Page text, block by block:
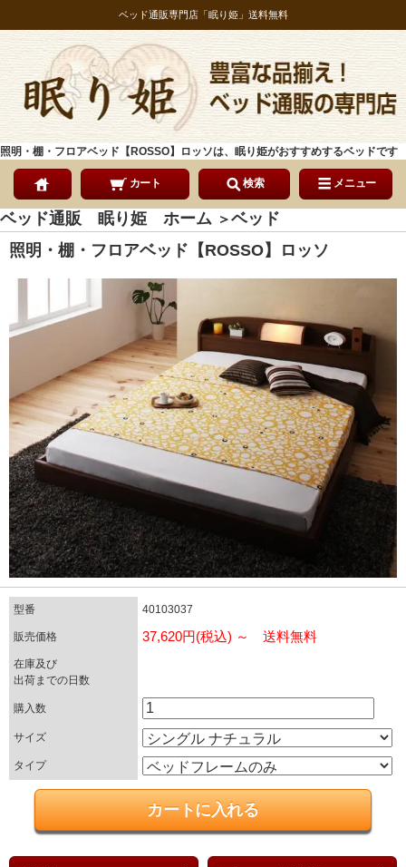
ベッド通販専門店「眠り姫」送料無料
照明・棚・フロアベッド【ROSSO】ロッソは、眠り姫がおすすめするベッドです
カート 検索 メニュー
ベッド通販 眠り姫 ホーム ＞ベッド
照明・棚・フロアベッド【ROSSO】ロッソ
型番 40103037
販売価格 37,620円(税込) ～ 送料無料
在庫及び
出荷までの日数
購入数
サイズ
タイプ